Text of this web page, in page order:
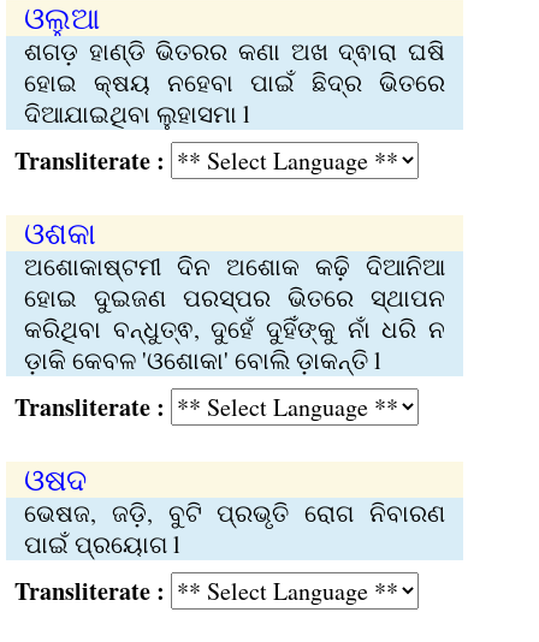
ଓଲୁଆ
ଶଗଡ଼ ହାଣ୍ଡି ଭିତରର କଣା ଅଖ ଦ୍ଵାରା ଘଷି
ହୋ‌ଇ କ୍ଷୟ ନହେବା ପାଇଁ ଛିଦ୍ର ଭିତରେ
ଦିଆଯାଇଥିବା ଲୁହାସମା l
:
ଓଶକା
ଅଶୋକାଷ୍ଟମୀ ଦିନ ଅଶୋକ କଢ଼ି ଦିଆନିଆ
ହୋ‌ଇ ଦୁଇଜଣ ପରସ୍ପର ଭିତରେ ସ୍ଥାପନ
କରିଥିବା ବନ୍ଧୁତ୍ଵ, ଦୁହେଁ ଦୁହିଁଙ୍କୁ ନାଁ ଧରି ନ
ଡ଼ାକି କେବଳ 'ଓଶୋକା' ବୋଲି ଡ଼ାକନ୍ତି l
:
ଓଷଦ
ଭେଷଜ, ଜଡ଼ି, ବୁଟି ପ୍ରଭୃତି ରୋଗ ନିବାରଣ
ପାଇଁ ପ୍ରୟୋଗ l
: